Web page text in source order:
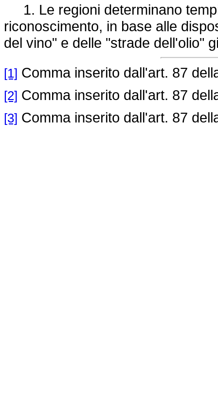
1. Le regioni determinano
riconoscimento, in base alle
del vino" e delle "strade dell'olio"
[1] Comma inserito dall'art. 87
[2] Comma inserito dall'art. 87
[3] Comma inserito dall'art. 87